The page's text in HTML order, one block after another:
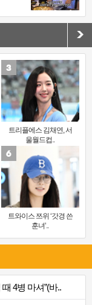
트리플에스 김채연, 서
울월드컵..
트와이스 쯔위 ‘갓경 쓴
훈녀’..
4병 마셔”(바..